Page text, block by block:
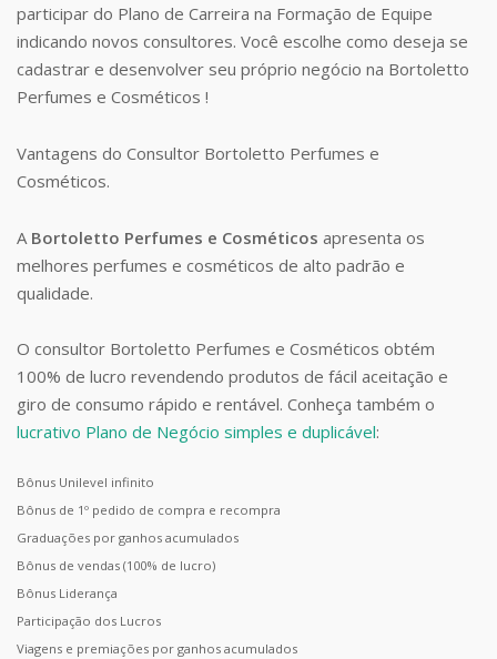
participar do Plano de Carreira na Formação de Equipe
indicando novos consultores. Você escolhe como deseja se
cadastrar e desenvolver seu próprio negócio na Bortoletto
Perfumes e Cosméticos !
Vantagens do Consultor Bortoletto Perfumes e
Cosméticos.
A Bortoletto Perfumes e Cosméticos apresenta os
melhores perfumes e cosméticos de alto padrão e
qualidade.
O consultor Bortoletto Perfumes e Cosméticos obtém
100% de lucro revendendo produtos de fácil aceitação e
giro de consumo rápido e rentável. Conheça também o
lucrativo Plano de Negócio simples e duplicável:
Bônus Unilevel infinito
Bônus de 1º pedido de compra e recompra
Graduações por ganhos acumulados
Bônus de vendas (100% de lucro)
Bônus Liderança
Participação dos Lucros
Viagens e premiações por ganhos acumulados